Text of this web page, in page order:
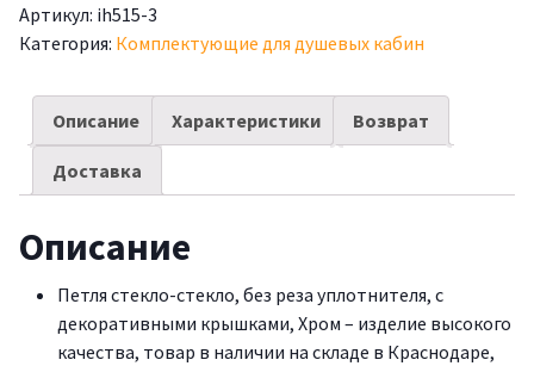
Артикул: ih515-3
Категория: Комплектующие для душевых кабин
Описание Характеристики Возврат
Доставка
Описание
Петля стекло-стекло, без реза уплотнителя, с
декоративными крышками, Хром – изделие высокого
качества, товар в наличии на складе в Краснодаре,